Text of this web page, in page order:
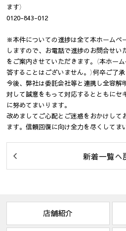
ます）
0120-843-012
※本件についての進捗は全て本ホームペ
しますので、お電話で進捗のお問合せ
をご案内させていただきます。（本ホー
答することはございません。）何卒ご了承
今後、弊社は委託会社等と連携し全容解
対して誠意をもって対応するとともにセ
に努めてまいります。
改めましてご心配とご迷惑をおかけして
ます。信頼回復に向け全力を尽くしてま
新着一覧へ
店舗紹介